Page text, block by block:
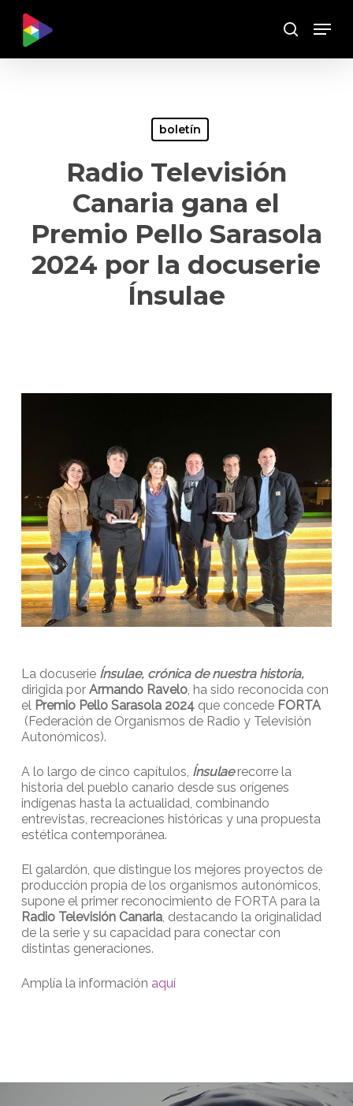
main
Buscar
Menu
boletín
Radio Televisión
Canaria gana el
Premio Pello Sarasola
2024 por la docuserie
Ínsulae
La docuserie Ínsulae, crónica de nuestra historia,
dirigida por Armando Ravelo, ha sido reconocida con
el Premio Pello Sarasola 2024 que concede FORTA
(Federación de Organismos de Radio y Televisión
Autonómicos).
A lo largo de cinco capítulos, Ínsulaerecorre la
historia del pueblo canario desde sus orígenes
indígenas hasta la actualidad, combinando
entrevistas, recreaciones históricas y una propuesta
estética contemporánea.
El galardón, que distingue los mejores proyectos de
producción propia de los organismos autonómicos,
supone el primer reconocimiento de FORTA para la
Radio Televisión Canaria, destacando la originalidad
de la serie y su capacidad para conectar con
distintas generaciones.
Amplía la información aquí